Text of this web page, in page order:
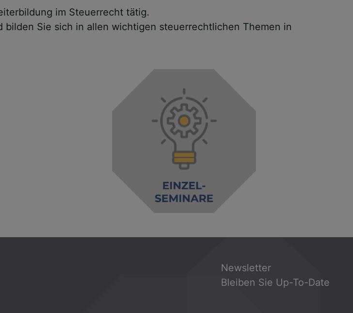
im Steuerrecht tätig.
Sie sich in allen wichtigen steuerrechtlichen Themen in
Newsletter
Bleiben Sie Up-To-Date